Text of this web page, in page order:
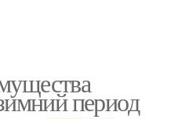
период